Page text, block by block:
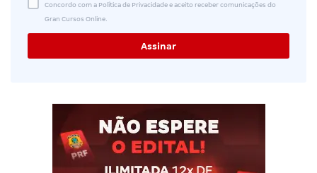
Concordo com a Política de Privacidade e aceito receber comunicações do
Gran Cursos Online.